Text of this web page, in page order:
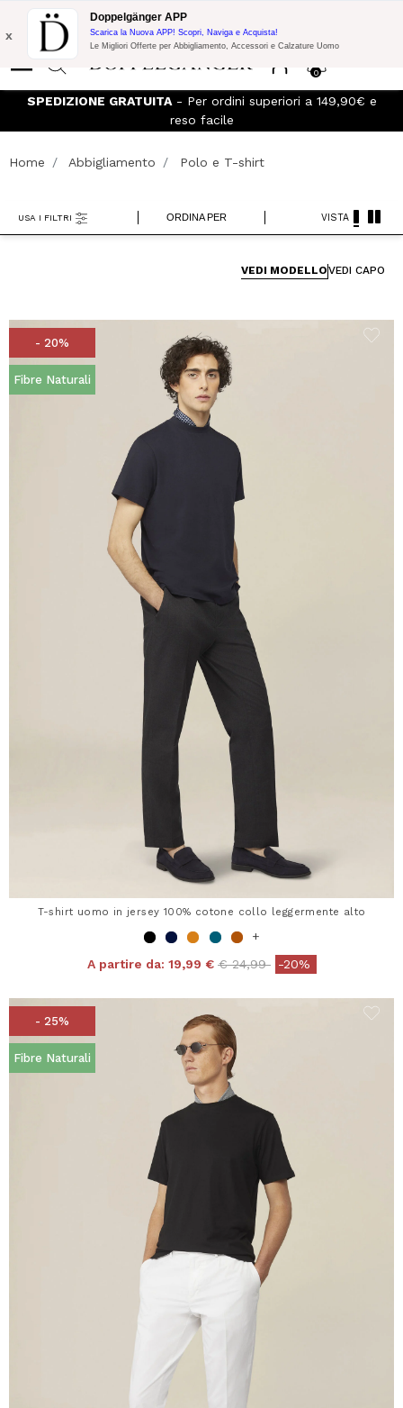
Promo Flash:
10% di Extra Sconto su 300€ di Acquisto con codice:
DOPPEL300
0
x
Doppelgänger APP
Scarica la Nuova APP! Scopri, Naviga e Acquista!
Le Migliori Offerte per Abbigliamento, Accessori e Calzature Uomo
Iscriviti alDoppelganger Club!Scopri tutti i vantaggi e
sconti fino al -20%!
Home Abbigliamento Polo e T-shirt
ORDINA PER
USA I FILTRI VISTA
VEDI MODELLOVEDI CAPO
- 20%
Fibre Naturali
T-shirt uomo in jersey 100% cotone collo leggermente alto
+
A partire da: 19,99 € Price reduced from
€ 24,99to-20%
- 25%
Fibre Naturali